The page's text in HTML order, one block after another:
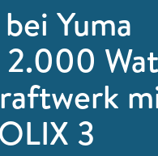
Yuma
2.000
3